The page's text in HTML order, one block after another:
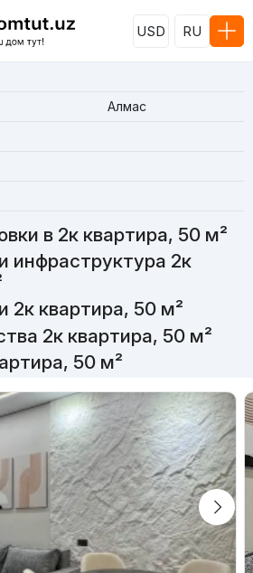
USD RU
Алмас
в 2к квартира, 50 м²
инфраструктура 2к
2к квартира, 50 м²
2к квартира, 50 м²
50 м²